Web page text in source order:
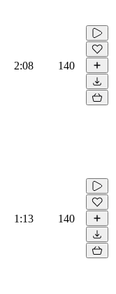
2:08 140
1:13 140